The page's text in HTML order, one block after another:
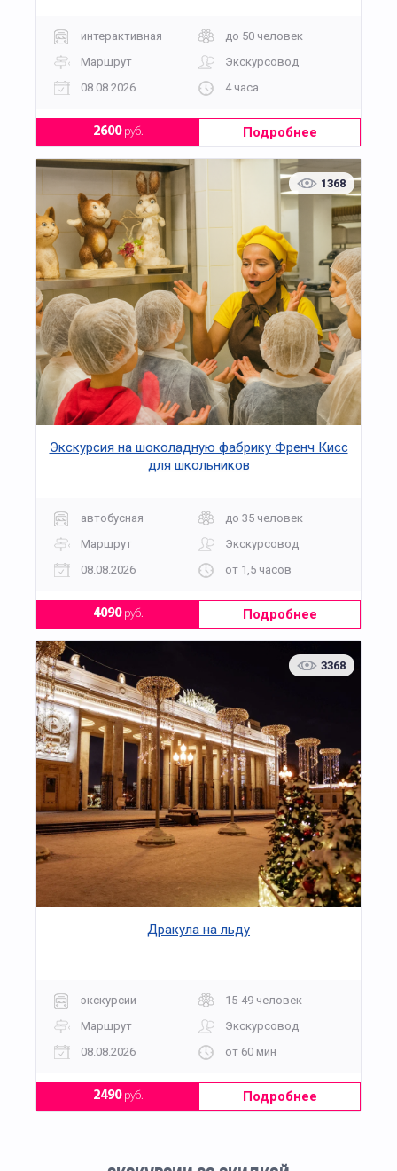
интерактивная
до 50 человек
Маршрут
Экскурсовод
08.08.2026
4 часа
2600руб. Подробнее
1368
Экскурсия на шоколадную фабрику Френч Кисс
для школьников
автобусная
до 35 человек
Маршрут
Экскурсовод
08.08.2026
от 1,5 часов
4090руб. Подробнее
3368
Дракула на льду
экскурсии
15-49 человек
Маршрут
Экскурсовод
08.08.2026
от 60 мин
2490руб. Подробнее